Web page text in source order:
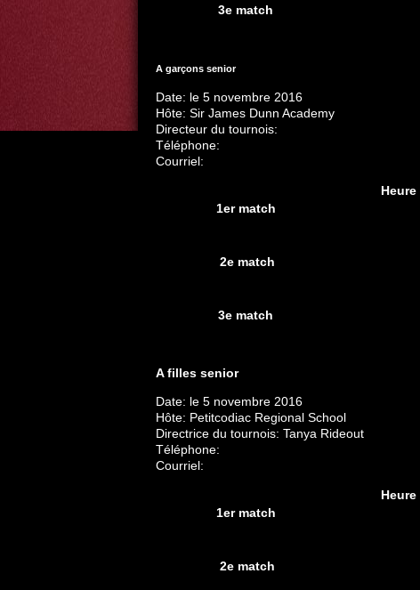
3e match
A garçons senior
Date: le 5 novembre 2016
Hôte: Sir James Dunn Academy
Directeur du tournois:
Téléphone:
Courriel:
Heure
1er match
2e match
3e match
A filles senior
Date: le 5 novembre 2016
Hôte: Petitcodiac Regional School
Directrice du tournois: Tanya Rideout
Téléphone:
Courriel:
Heure
1er match
2e match